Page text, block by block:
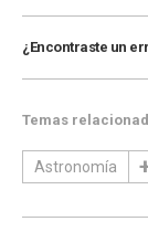
¿Encontraste un
Temas
Astronomía